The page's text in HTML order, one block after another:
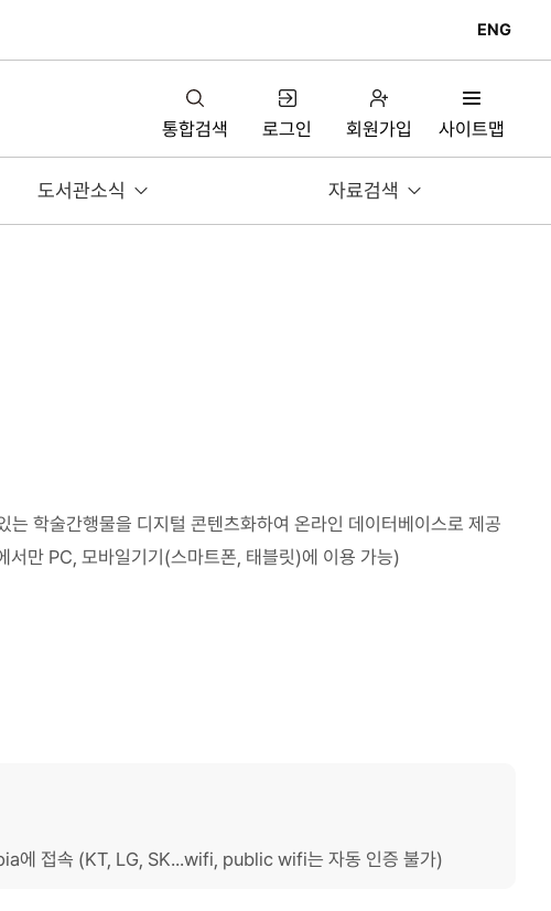
ENG
통합검색 로그인 회원가입 사이트맵
도서관소식 자료검색
학술간행물을 디지털 콘텐츠화하여 온라인 데이터베이스로 제공
만 PC, 모바일기기(스마트폰, 태블릿)에 이용 가능)
에 접속 (KT, LG, SK...wifi, public wifi는 자동 인증 불가)